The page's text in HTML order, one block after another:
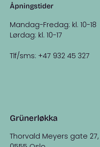
Åpningstider
Mandag-Fredag: kl. 10-18
Lørdag: kl. 10-17
Tlf/sms: +47 932 45 327
Grünerløkka
Thorvald Meyers gate 27,